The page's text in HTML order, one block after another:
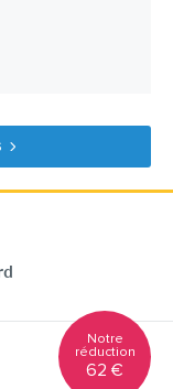
Notre
réduction
62 €